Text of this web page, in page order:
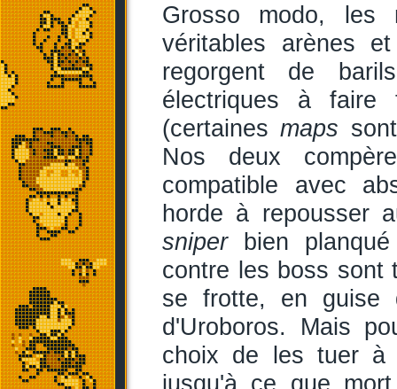
Grosso modo, les
véritables arènes
regorgent de
électriques à faire
(certainesmaps
Nos deux
compatible avec
horde à repousser
sniperbien planqué
contre les boss sont
se frotte, en guise
d'Uroboros. Mais
choix de les tuer à
jusqu'à ce que